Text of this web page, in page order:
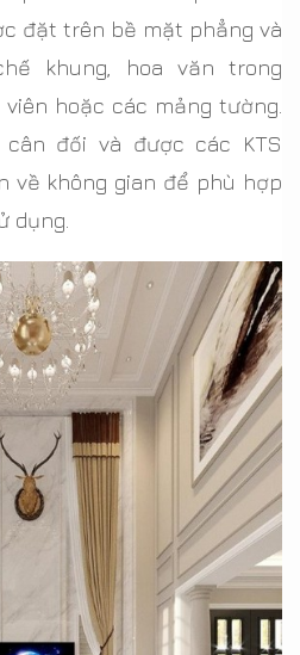
đặt trên bề mặt phẳng và
khung, hoa văn trong
hoặc các mảng tường.
đối và được các KTS
về không gian để phù hợp
dụng.